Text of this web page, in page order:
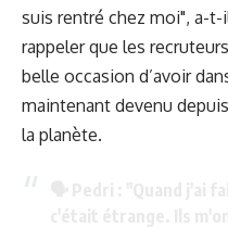
suis rentré chez moi", a-
rappeler que les
belle occasion d’avoir
maintenant devenu
la planète.